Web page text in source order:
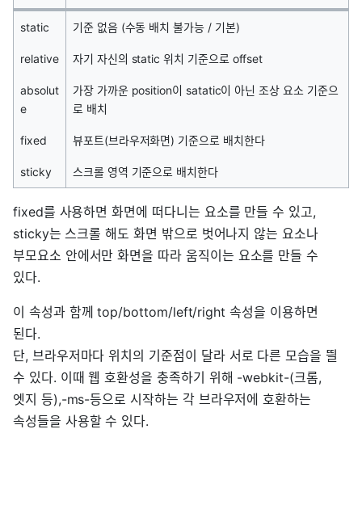
static 기준 없음 (수동 배치 불가능 / 기본)
relative 자기 자신의 static 위치 기준으로 offset
absolut
e
가장 가까운 position이 satatic이 아닌 조상 요소 기준으
로 배치
fixed 뷰포트(브라우저화면) 기준으로 배치한다
sticky 스크롤 영역 기준으로 배치한다
fixed를 사용하면 화면에 떠다니는 요소를 만들 수 있고,
sticky는 스크롤 해도 화면 밖으로 벗어나지 않는 요소나
부모요소 안에서만 화면을 따라 움직이는 요소를 만들 수
있다.
이 속성과 함께 top/bottom/left/right 속성을 이용하면
된다.
단, 브라우저마다 위치의 기준점이 달라 서로 다른 모습을 띌
수 있다. 이때 웹 호환성을 충족하기 위해 -webkit-(크롬,
엣지 등),-ms-등으로 시작하는 각 브라우저에 호환하는
속성들을 사용할 수 있다.